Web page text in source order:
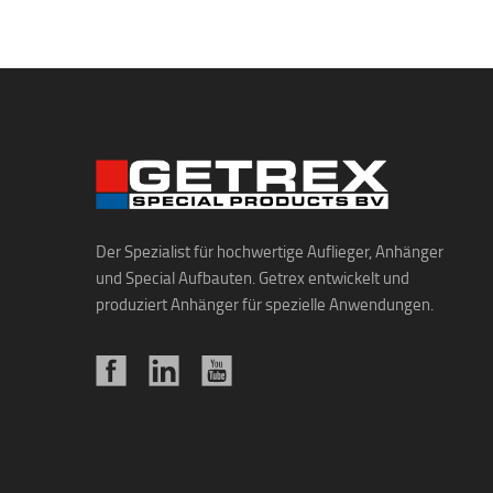
Der Spezialist für hochwertige Auflieger, Anhänger
und Special Aufbauten. Getrex entwickelt und
produziert Anhänger für spezielle Anwendungen.